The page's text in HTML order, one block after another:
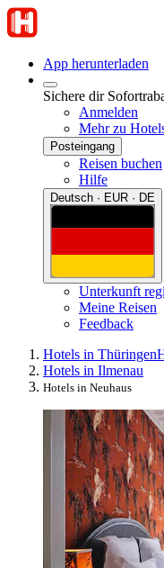
App herunterladen
Sichere dir
Anmelden
Mehr zu
Posteingang
Reisen buchen
Hilfe
Deutsch · EUR · DE
Unterkunft
Meine Reisen
Feedback
Hotels in Thüringen
Hotels in Ilmenau
Hotels in Neuhaus